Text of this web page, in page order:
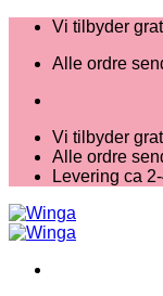
Fortsæt
indhold
Vi tilbyder
Alle ordre
Vi tilbyder
Alle ordre
Levering ca